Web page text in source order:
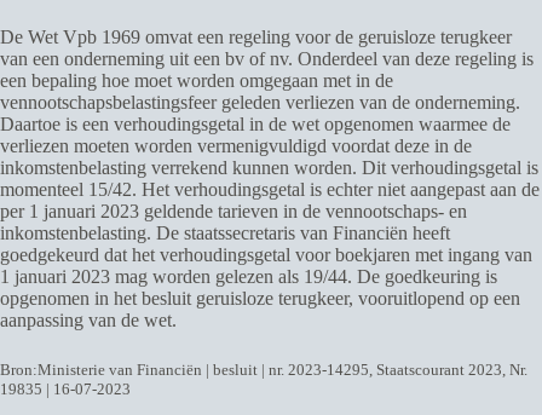
De Wet Vpb 1969 omvat een regeling voor de geruisloze terugkeer
van een onderneming uit een bv of nv. Onderdeel van deze regeling is
een bepaling hoe moet worden omgegaan met in de
vennootschapsbelastingsfeer geleden verliezen van de onderneming.
Daartoe is een verhoudingsgetal in de wet opgenomen waarmee de
verliezen moeten worden vermenigvuldigd voordat deze in de
inkomstenbelasting verrekend kunnen worden. Dit verhoudingsgetal is
momenteel 15/42. Het verhoudingsgetal is echter niet aangepast aan de
per 1 januari 2023 geldende tarieven in de vennootschaps- en
inkomstenbelasting. De staatssecretaris van Financiën heeft
goedgekeurd dat het verhoudingsgetal voor boekjaren met ingang van
1 januari 2023 mag worden gelezen als 19/44. De goedkeuring is
opgenomen in het besluit geruisloze terugkeer, vooruitlopend op een
aanpassing van de wet.
Bron:Ministerie van Financiën | besluit | nr. 2023-14295, Staatscourant 2023, Nr.
19835 | 16-07-2023